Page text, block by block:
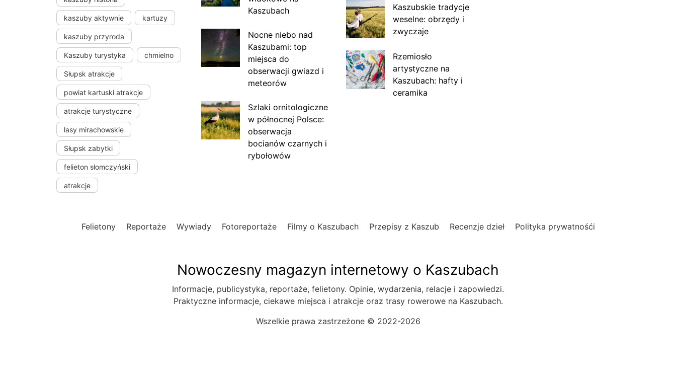
kaszuby aktywnie kartuzy
kaszuby przyroda
Kaszuby turystyka chmielno
Słupsk atrakcje
powiat kartuski atrakcje
atrakcje turystyczne
lasy mirachowskie
Słupsk zabytki
felieton słomczyński
atrakcje
Kaszubach
Nocne niebo nad
Kaszubami: top
miejsca do
obserwacji gwiazd i
meteorów
Szlaki ornitologiczne
w północnej Polsce:
obserwacja
bocianów czarnych i
rybołowów
Kaszubskie tradycje
weselne: obrzędy i
zwyczaje
Rzemiosło
artystyczne na
Kaszubach: hafty i
ceramika
Felietony Reportaże Wywiady Fotoreportaże Filmy o Kaszubach Przepisy z Kaszub Recenzje dzieł Polityka prywatnośći
Nowoczesny magazyn internetowy o Kaszubach
Informacje, publicystyka, reportaże, felietony. Opinie, wydarzenia, relacje i zapowiedzi.
Praktyczne informacje, ciekawe miejsca i atrakcje oraz trasy rowerowe na Kaszubach.
Wszelkie prawa zastrzeżone © 2022-2026